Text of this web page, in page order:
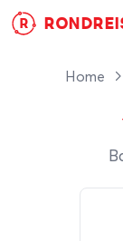
R
Home